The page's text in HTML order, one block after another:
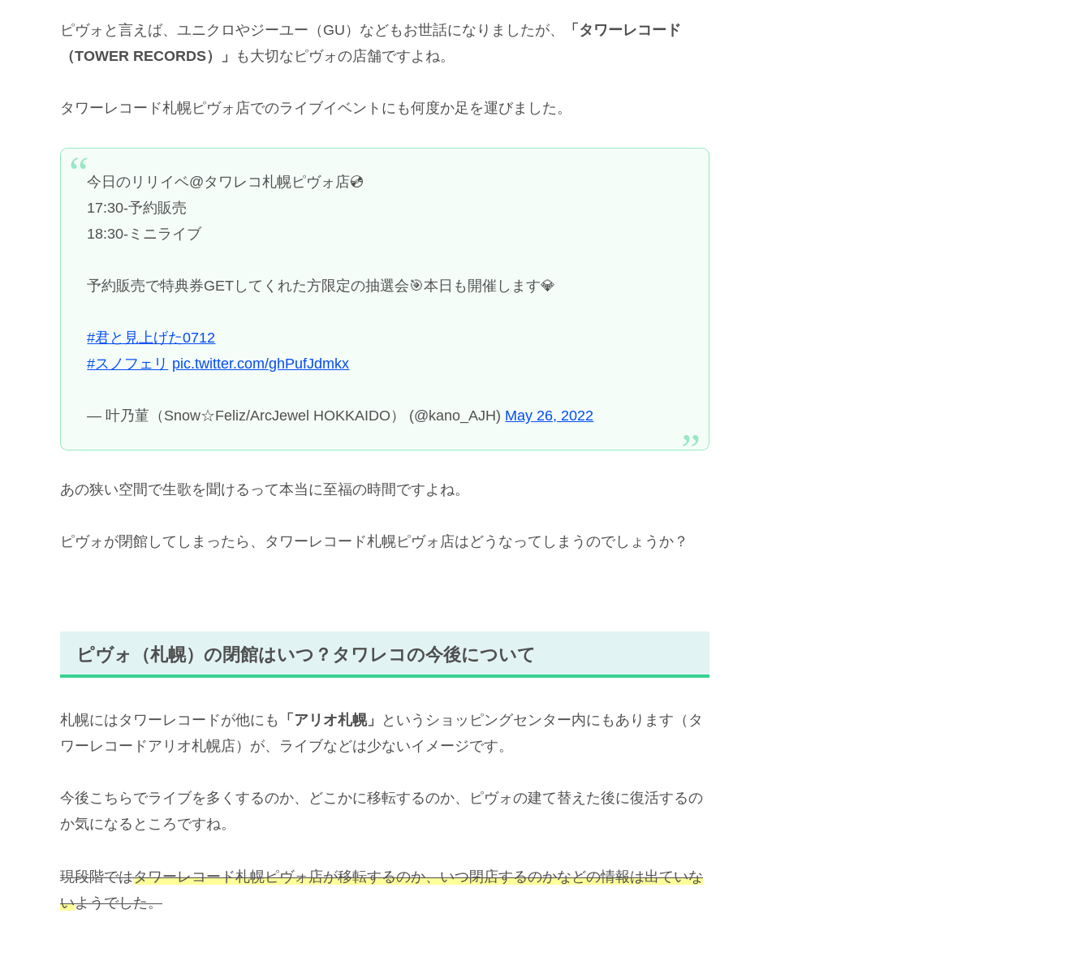
ピヴォと言えば、ユニクロやジーユー（GU）などもお世話になりましたが、
「タワーレコード
（TOWER RECORDS）」
も大切なピヴォの店舗ですよね。
タワーレコード札幌ピヴォ店でのライブイベントにも何度か足を運びました。
今日のリリイベ@タワレコ札幌ピヴォ店💿
17:30-予約販売
18:30-ミニライブ
予約販売で特典券GETしてくれた方限定の抽選会🎯本日も開催します💎
#君と見上げた0712
#スノフェリ pic.twitter.com/ghPufJdmkx
— 叶乃菫（Snow☆Feliz/ArcJewel HOKKAIDO） (@kano_AJH) May 26, 2022
あの狭い空間で生歌を聞けるって本当に至福の時間ですよね。
ピヴォが閉館してしまったら、タワーレコード札幌ピヴォ店はどうなってしまうのでしょうか？
ピヴォ（札幌）の閉館はいつ？タワレコの今後について
札幌にはタワーレコードが他にも 「アリオ札幌」
というショッピングセンター内にもあります（タ
ワーレコードアリオ札幌店）が、ライブなどは少ないイメージです。
今後こちらでライブを多くするのか、どこかに移転するのか、ピヴォの建て替えた後に復活するの
か気になるところですね。
現段階ではタワーレコード札幌ピヴォ店が移転するのか、いつ閉店するのかなどの情報は出ていな
いようでした。